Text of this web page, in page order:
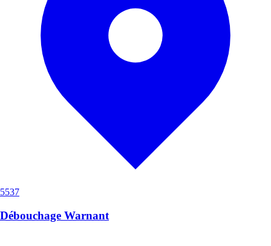
5537
Débouchage Warnant